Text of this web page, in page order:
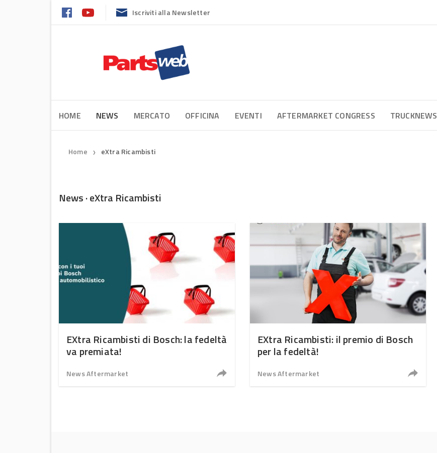
Iscriviti alla Newsletter
HOME NEWS MERCATO OFFICINA EVENTI AFTERMARKET CONGRESS TRUCKNEWS
Home ❯ eXtra Ricambisti
News · eXtra Ricambisti
EXtra Ricambisti di Bosch: la fedeltà
va premiata!
News Aftermarket
EXtra Ricambisti: il premio di Bosch
per la fedeltà!
News Aftermarket